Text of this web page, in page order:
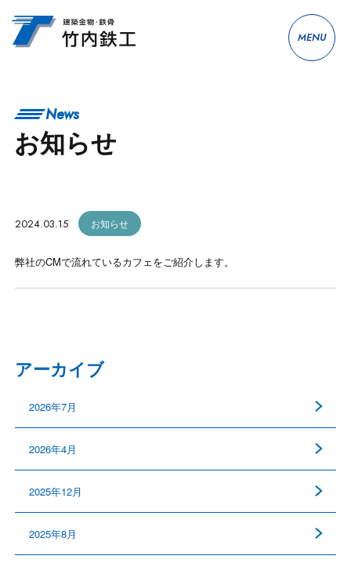
MENU
News
お知らせ
アーカイブ
2026年7月
2026年4月
2025年12月
2025年8月
2024.03.15 お知らせ
弊社のCMで流れているカフェをご紹介します。